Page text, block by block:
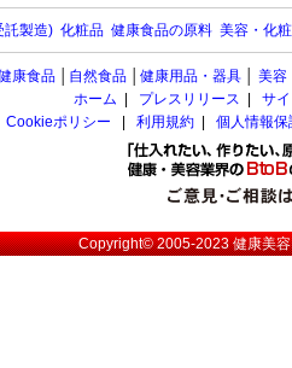
託製造) 化粧品 健康食品の原料 美容・化
康食品 自然食品 健康用品・器具 美容
ホーム
プレスリリース
サ
Cookieポリシー
利用規約 個人情報
Copyright© 2005-2023健康美